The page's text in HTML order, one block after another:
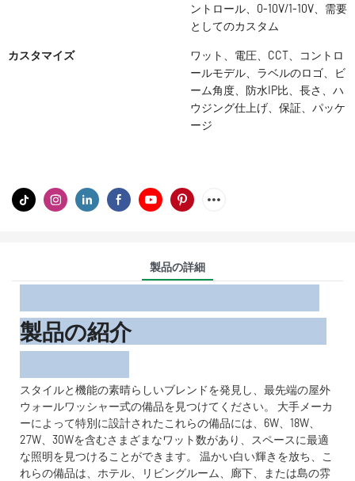
ントロール、0-10V/1-10V、需要
としてのカスタム
カスタマイズ
ワット、電圧、CCT、コントロ
ールモデル、ラベルのロゴ、ビ
ーム角度、防水IP比、長さ、ハ
ウジング仕上げ、保証、パッケ
ージ
製品の詳細
製品の紹介
スタイルと機能の素晴らしいブレンドを発見し、最先端の屋外
ウォールワッシャー式の備品を見つけてください。 大手メーカ
ーによって特別に設計されたこれらの備品には、6W、18W、
27W、30Wを含むさまざまなワット数があり、スペースに最適
な照明を見つけることができます。 温かい白い輝きを放ち、こ
れらの備品は、ホテル、リビングルーム、廊下、または島の雰